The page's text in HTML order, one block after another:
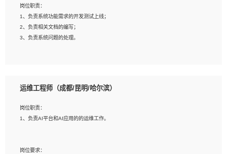
2、精通linux命令。
3、熟悉oracle、mysql 数据库。
4、善于沟通，具有良好的团队合作精神和协作能力。
5、必须有实际的生产环境系统维护经验。
岗位职责：
1、负责系统功能需求的开发测试上线；
2、负责相关文档的编写；
3、负责系统问题的处理。
2、熟悉linux命令；
4、熟练使用oracle、mysql进行开发；
5、熟悉流程开发如使用activiti；
运维工程师（成都/昆明/哈尔滨）
岗位职责：
1、负责AI平台和AI应用的的运维工作。
岗位要求：